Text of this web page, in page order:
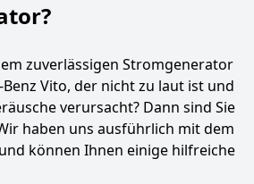
zuverlässigen Stromgenerator
Vito, der nicht zu laut ist und
verursacht? Dann sind Sie
haben uns ausführlich mit dem
können Ihnen einige hilfreiche